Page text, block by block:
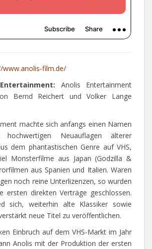
www.anolis-film.de/
Anolis Entertainment
Bernd Reichert und Volker Lange
machte sich anfangs einen Namen
Neuauflagen älterer
dem phantastischen Genre auf VHS,
Monsterfilme aus Japan (Godzilla &
aus Spanien und Italien. Waren
noch reine Unterlizenzen, so wurden
ersten direkten Verträge geschlossen.
sich, weiterhin alte Klassiker sowie
neue Titel zu veröffentlichen.
Einbruch auf dem VHS-Markt im Jahr
Anolis mit der Produktion der ersten